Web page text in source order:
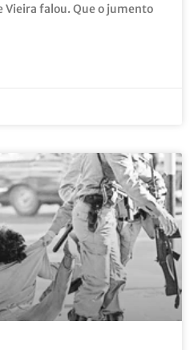
Vieira falou. Que o jumento